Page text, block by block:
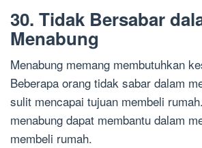
30. Tidak Bersabar
Menabung
Menabung memang membutuhkan
Beberapa orang tidak sabar dalam
sulit mencapai tujuan membeli
menabung dapat membantu dalam
membeli rumah.